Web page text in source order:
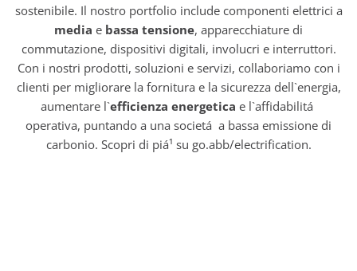
sostenibile. Il nostro portfolio include componenti elettrici a
media e bassa tensione, apparecchiature di
commutazione, dispositivi digitali, involucri e interruttori.
Con i nostri prodotti, soluzioni e servizi, collaboriamo con i
clienti per migliorare la fornitura e la sicurezza dell`energia,
aumentare l`efficienza energetica e l`affidabilitá
operativa, puntando a una societá a bassa emissione di
carbonio. Scopri di piá¹ su go.abb/electrification.